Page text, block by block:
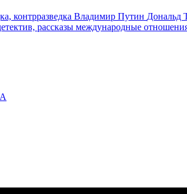
контрразведка Владимир Путин Дональд
рассказы международные